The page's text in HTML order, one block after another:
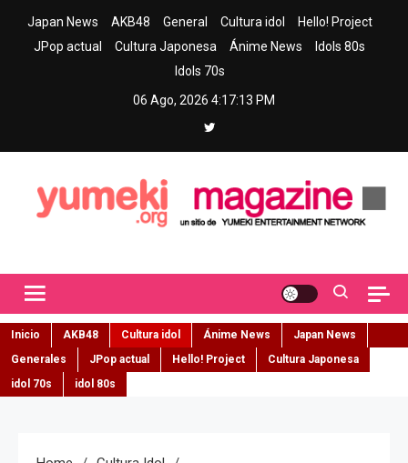
Japan News AKB48 General Cultura idol
Hello! Project
JPop actual
Cultura Japonesa Ánime News
Idols 80s
Idols 70s
06 Ago, 2026 4:17:15 PM
Inicio AKB48 Cultura idol Ánime News
Japan News
Generales
JPop actual Hello! Project
Cultura Japonesa
idol 70s
idol 80s